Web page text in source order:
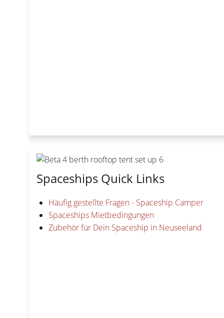
Spaceships Quick Links
Häufig gestellte Fragen - Spaceship Camper
Spaceships Mietbedingungen
Zubehör für Dein Spaceship in Neuseeland